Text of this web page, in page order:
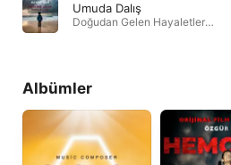
Umuda Dalış
Doğudan Gelen Hayaletler (Orijinal Film Müzikleri) - EP · 2024
Albümler